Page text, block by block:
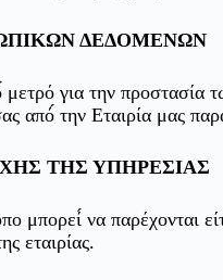
ΔΕΔΟΜΕΝΩΝ
για την
από́ την Εταιρία μας
ΤΗΣ ΥΠΗΡΕΣΙΑΣ
μπορεί́ να παρέχονται
εταιρίας.